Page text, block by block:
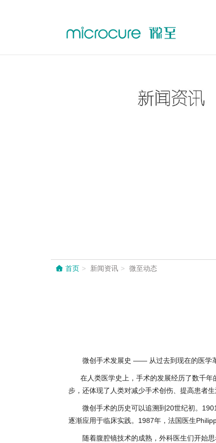
首页 新闻资讯 微至动态
微创手术发展史 —— 从过去到现在的医学
在人类医学史上，手术的发展经历了数千年
步，还体现了人类对减少手术创伤、提高患者生
微创手术的历史可以追溯到20世纪初。1901
逐渐应用于临床实践。1987年，法国医生
随着腹腔镜技术的成熟，外科医生们开始思